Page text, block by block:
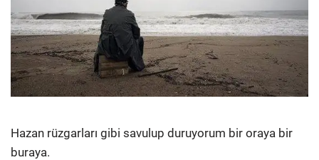
Hazan rüzgarları gibi savulup duruyorum bir oraya bir
buraya.